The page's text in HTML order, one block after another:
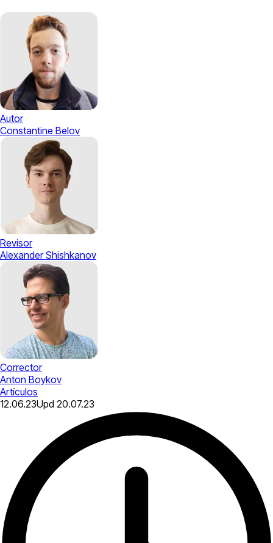
Autor
Constantine Belov
Revisor
Alexander Shishkanov
Corrector
Anton Boykov
Artículos
12.06.23Upd 20.07.23